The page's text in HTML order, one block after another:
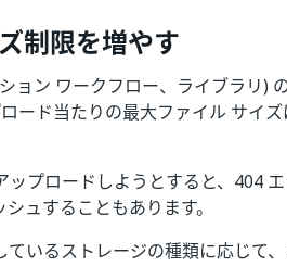
制限を増やす
ョン ワークフロー、ライブラリ)
ード当たりの最大ファイル サイ
プロードしようとすると、404
ュすることもあります。
いるストレージの種類に応じて